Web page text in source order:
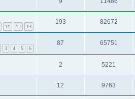
11 12 13
193 82672
3 4 5 6
87 65751
2 5221
12 9763